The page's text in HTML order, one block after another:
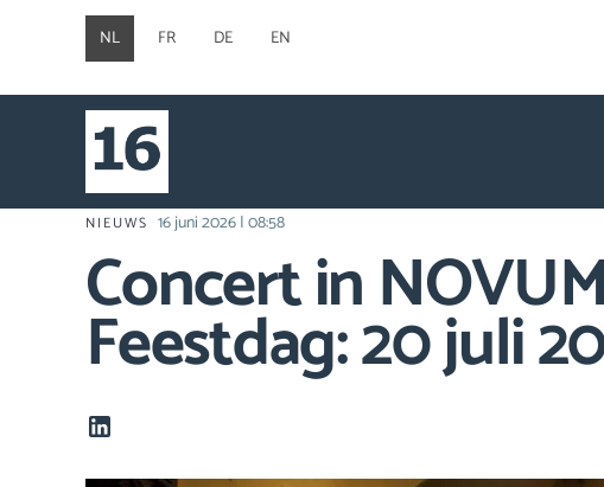
NL FR DE EN
NIEUWS 16 juni 2026 | 08:58
Concert in
Feestdag: 20 juli